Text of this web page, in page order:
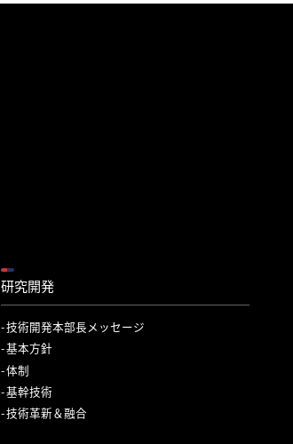
研究開発
技術開発本部長メッセージ
基本方針
体制
基幹技術
技術革新＆融合